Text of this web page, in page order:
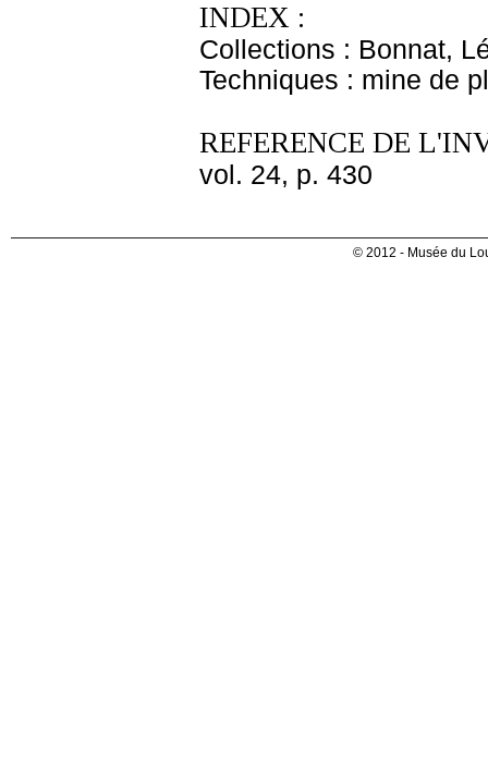
INDEX :
Collections : Bonnat,
Techniques : mine de
REFERENCE DE
vol. 24, p. 430
© 2012 - Musée du